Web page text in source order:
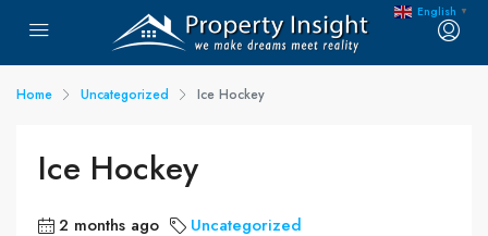
Home Uncategorized Ice Hockey
Ice Hockey
2 months ago Uncategorized
English ▼